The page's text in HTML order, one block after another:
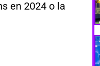
en 2024 o la